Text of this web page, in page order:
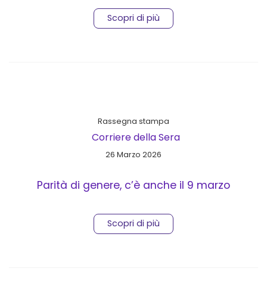
Scopri di più
Rassegna stampa
Corriere della Sera
26 Marzo 2026
Parità di genere, c’è anche il 9 marzo
Scopri di più